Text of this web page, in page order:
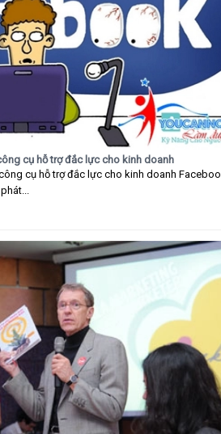
cụ hỗ trợ đắc lực cho kinh doanh
cụ hỗ trợ đắc lực cho kinh doanh